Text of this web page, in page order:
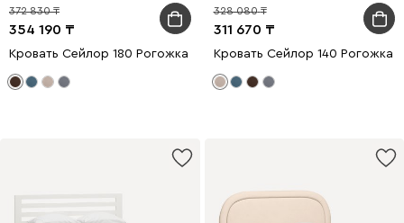
354 190
372 830
Кровать Сейлор 180 Рогожка Коричневый
311 670
328 080
Кровать Сейлор 140 Рогожка